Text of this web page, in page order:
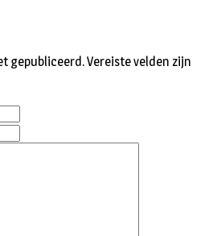
gepubliceerd.Vereiste velden zijn